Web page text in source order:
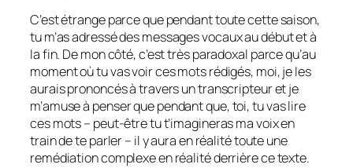
C’est étrange parce que pendant toute cette saison,
tu m’as adressé des messages vocaux au début et à
la fin. De mon côté, c’est très paradoxal parce qu’au
moment où tu vas voir ces mots rédigés, moi, je les
aurais prononcés à travers un transcripteur et je
m’amuse à penser que pendant que, toi, tu vas lire
ces mots – peut-être tu t’imagineras ma voix en
train de te parler – il y aura en réalité toute une
remédiation complexe en réalité derrière ce texte.